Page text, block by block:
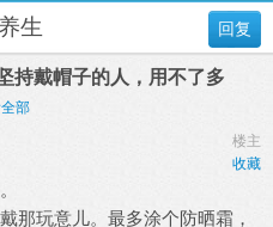
回复
生
持戴帽子的人，用不了多
部
楼主
收藏
那玩意儿。最多涂个防晒霜，